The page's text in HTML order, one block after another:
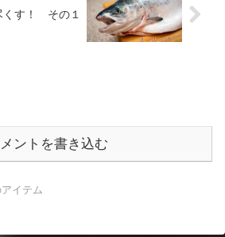
くす！ その１
ントを書き込む
イテム